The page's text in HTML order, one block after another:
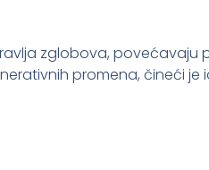
zglobova, povećavaju
promena, čineći je